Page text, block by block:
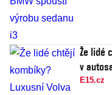
Že lidé
v
E15.cz